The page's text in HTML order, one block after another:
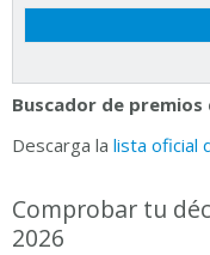
Buscador de
Descarga la lista oficial
Comprobar tu
2026